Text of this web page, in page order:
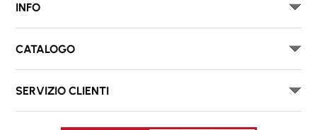
INFO
CATALOGO
SERVIZIO CLIENTI